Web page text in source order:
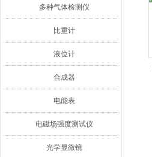
多种气体检测仪
比重计
液位计
合成器
电能表
电磁场强度测试仪
光学显微镜